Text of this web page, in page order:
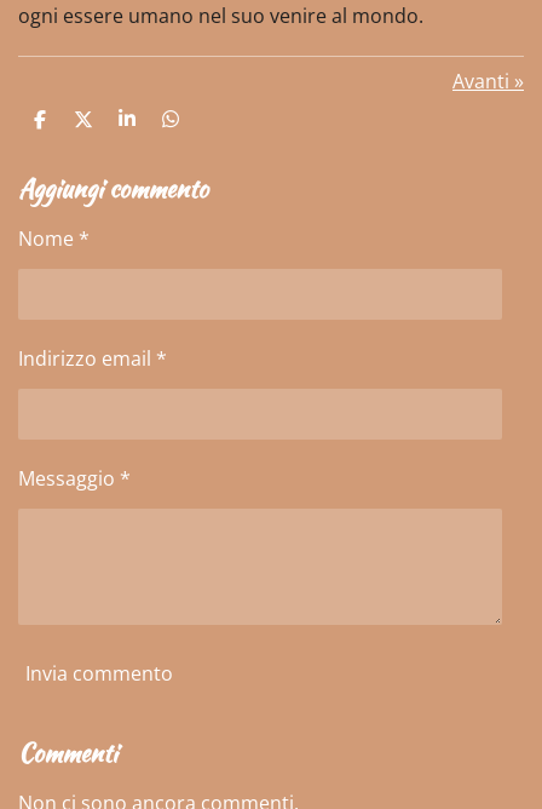
ogni essere umano nel suo venire al mondo.
Avanti »
C
d
i
i
C
d
i
i
C
d
i
C
d
i
Aggiungi commento
Nome *
Indirizzo email *
Messaggio *
Invia commento
Commenti
Non ci sono ancora commenti.